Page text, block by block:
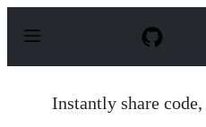
p
Instantly share